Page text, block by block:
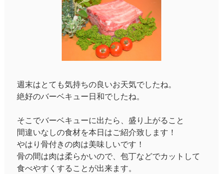
週末はとても気持ちの良いお天気でしたね。
絶好のバーベキュー日和でしたね。
そこでバーベキューに出たら、盛り上がること
間違いなしの食材を本日はご紹介致します！
やはり骨付きの肉は美味しいです！
骨の間は肉は柔らかいので、包丁などでカットして
食べやすくすることが出来ます。